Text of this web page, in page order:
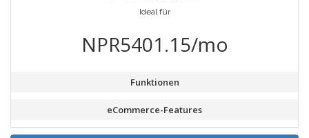
Ideal für
NPR5401.15/mo
Funktionen
eCommerce-Features